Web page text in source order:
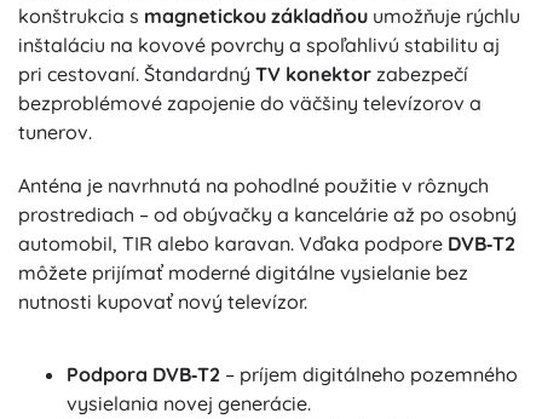
konštrukcia s magnetickou základňou umožňuje rýchlu
inštaláciu na kovové povrchy a spoľahlivú stabilitu aj
pri cestovaní. Štandardný TV konektor zabezpečí
bezproblémové zapojenie do väčšiny televízorov a
tunerov.
Anténa je navrhnutá na pohodlné použitie v rôznych
prostrediach – od obývačky a kancelárie až po osobný
automobil, TIR alebo karavan. Vďaka podpore DVB‑T2
môžete prijímať moderné digitálne vysielanie bez
nutnosti kupovať nový televízor.
Podpora DVB‑T2 – príjem digitálneho pozemného
vysielania novej generácie.